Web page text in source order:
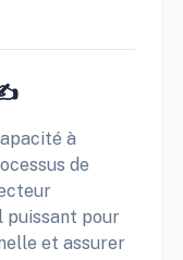
à
de
puissant pour
et assurer